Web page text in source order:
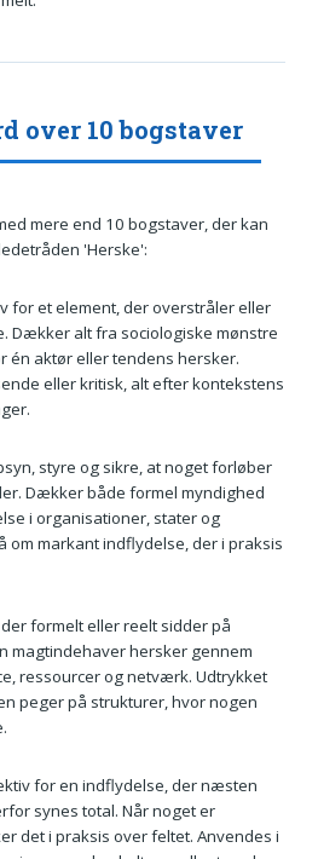
over 10 bogstaver
mere end 10 bogstaver, der kan
'Herske':
for et element, der overstråler eller
Dækker alt fra sociologiske mønstre
én aktør eller tendens hersker.
eller kritisk, alt efter kontekstens
styre og sikre, at noget forløber
Dækker både formel myndighed
i organisationer, stater og
om markant indflydelse, der i praksis
der formelt eller reelt sidder på
magtindehaver hersker gennem
ressourcer og netværk. Udtrykket
peger på strukturer, hvor nogen
for en indflydelse, der næsten
synes total. Når noget er
det i praksis over feltet. Anvendes i